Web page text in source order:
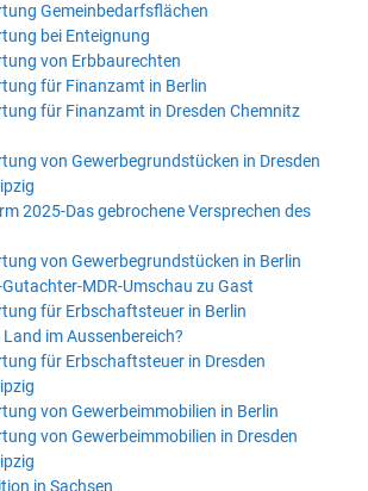
Gemeinbedarfsflächen
bei Enteignung
von Erbbaurechten
für Finanzamt in Berlin
für Finanzamt in Dresden Chemnitz
von Gewerbegrundstücken in Dresden
2025-Das gebrochene Versprechen des
von Gewerbegrundstücken in Berlin
MDR-Umschau zu Gast
für Erbschaftsteuer in Berlin
im Aussenbereich?
für Erbschaftsteuer in Dresden
von Gewerbeimmobilien in Berlin
von Gewerbeimmobilien in Dresden
in Sachsen